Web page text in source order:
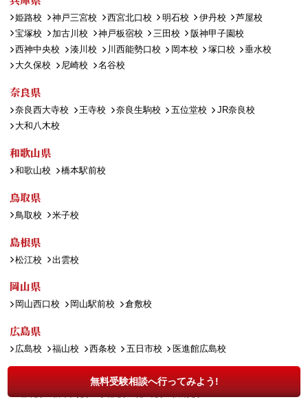
無料受験相談へ行ってみよう!
姫路校 神戸三宮校 西宮北口校 明石校 伊丹校
芦屋校
宝塚校
加古川校 神戸板宿校 三田校
阪神甲子園校
西神中央校
湊川校 川西能勢口校 岡本校 塚口校
垂水校
大久保校
尼崎校 名谷校
奈良県
奈良西大寺校 王寺校 奈良生駒校 五位堂校
JR奈良校
大和八木校
和歌山県
和歌山校 橋本駅前校
鳥取県
鳥取校 米子校
島根県
松江校 出雲校
岡山県
岡山西口校 岡山駅前校 倉敷校
広島県
広島校 福山校 西条校 五日市校 医進館広島校
山口校 新下関校 宇部校 徳山校 防府校